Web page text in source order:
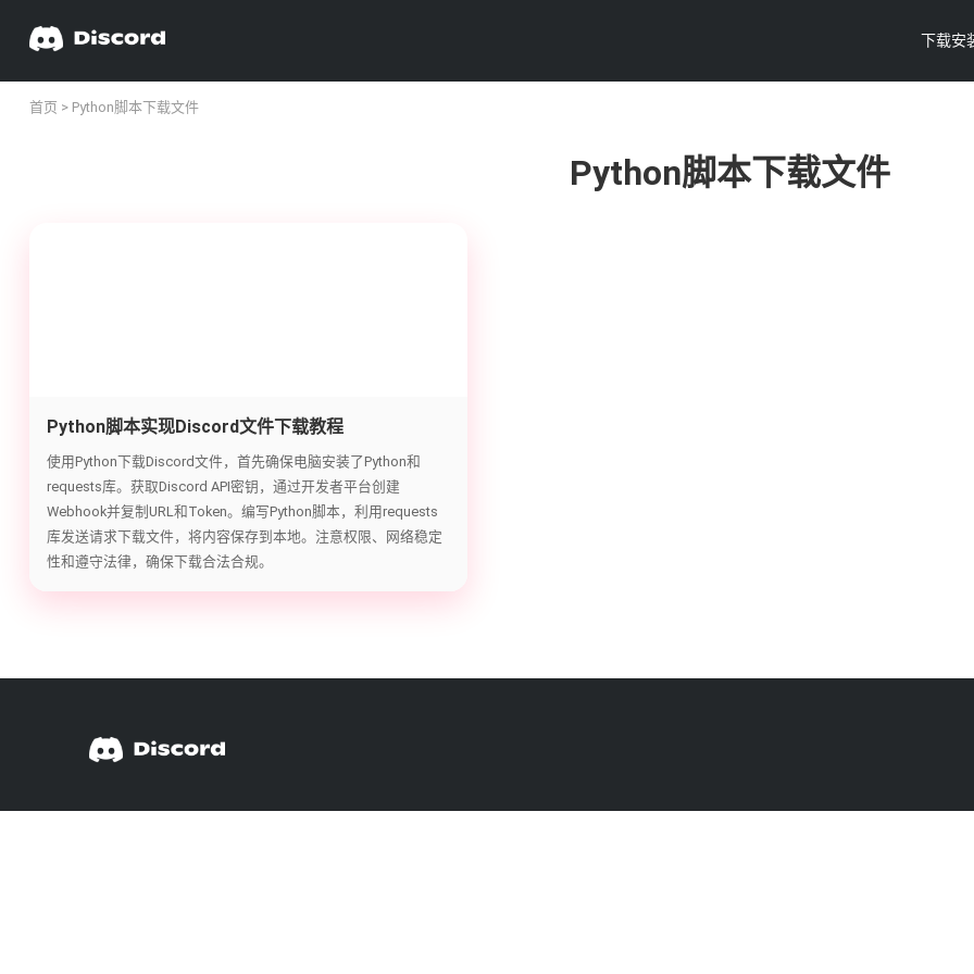
下载安
首页 > Python脚本下载文件
Python脚本下载文件
Python脚本实现Discord文件下载教程
使用Python下载Discord文件，首先确保电脑安装了Python和
requests库。获取Discord API密钥，通过开发者平台创建
Webhook并复制URL和Token。编写Python脚本，利用requests
库发送请求下载文件，将内容保存到本地。注意权限、网络稳定
性和遵守法律，确保下载合法合规。